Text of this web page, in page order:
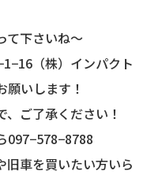
て下さいね〜
（株）インパクト
願いします！
ご了承ください！
097−578−8788
旧車を買いたい方いら